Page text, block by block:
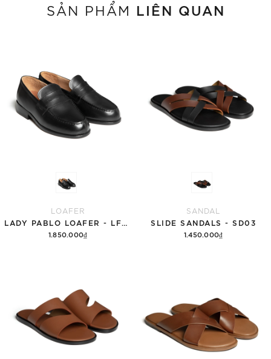
SẢN PHẨM LIÊN QUAN
LOAFER
LADY PABLO LOAFER - LFN57
1.850.000₫
SANDAL
SLIDE SANDALS - SD03
1.450.000₫